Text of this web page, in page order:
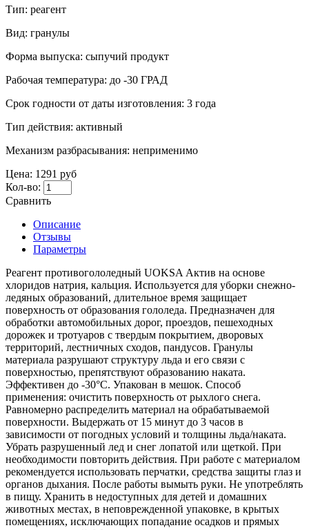
Тип: реагент
Вид: гранулы
Форма выпуска: сыпучий продукт
Рабочая температура: до -30 ГРАД
Срок годности от даты изготовления: 3 года
Тип действия: активный
Механизм разбрасывания: неприменимо
Цена: 1291 руб
Кол-во:
Сравнить
Описание
Отзывы
Параметры
Реагент противогололедный UOKSA Актив на основе
хлоридов натрия, кальция. Используется для уборки снежно-
ледяных образований, длительное время защищает
поверхность от образования гололеда. Предназначен для
обработки автомобильных дорог, проездов, пешеходных
дорожек и тротуаров с твердым покрытием, дворовых
территорий, лестничных сходов, пандусов. Гранулы
материала разрушают структуру льда и его связи с
поверхностью, препятствуют образованию наката.
Эффективен до -30°С. Упакован в мешок. Способ
применения: очистить поверхность от рыхлого снега.
Равномерно распределить материал на обрабатываемой
поверхности. Выдержать от 15 минут до 3 часов в
зависимости от погодных условий и толщины льда/наката.
Убрать разрушенный лед и снег лопатой или щеткой. При
необходимости повторить действия. При работе с материалом
рекомендуется использовать перчатки, средства защиты глаз и
органов дыхания. После работы вымыть руки. Не употреблять
в пищу. Хранить в недоступных для детей и домашних
животных местах, в неповрежденной упаковке, в крытых
помещениях, исключающих попадание осадков и прямых